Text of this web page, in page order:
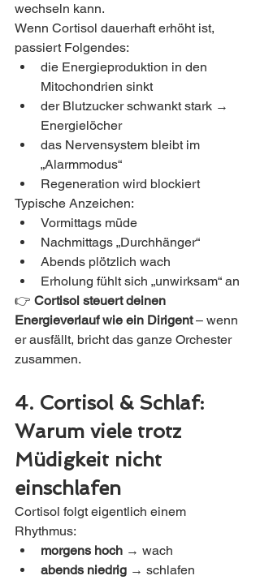
wechseln kann.
Wenn Cortisol dauerhaft erhöht ist,
passiert Folgendes:
die Energieproduktion in den
Mitochondrien sinkt
der Blutzucker schwankt stark →
Energielöcher
das Nervensystem bleibt im
„Alarmmodus“
Regeneration wird blockiert
Typische Anzeichen:
Vormittags müde
Nachmittags „Durchhänger“
Abends plötzlich wach
Erholung fühlt sich „unwirksam“ an
👉 Cortisol steuert deinen
Energieverlauf wie ein Dirigent – wenn
er ausfällt, bricht das ganze Orchester
zusammen.
4. Cortisol & Schlaf:
Warum viele trotz
Müdigkeit nicht
einschlafen
Cortisol folgt eigentlich einem
Rhythmus:
morgens hoch → wach
abends niedrig → schlafen